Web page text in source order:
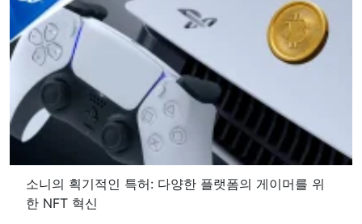
소니의 획기적인 특허: 다양한 플랫폼의 게이머를 위
한 NFT 혁신